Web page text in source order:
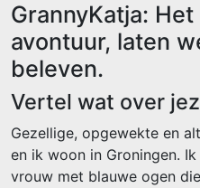
GrannyKatja:
avontuur, laten
beleven.
Vertel wat over
Gezellige, opgewekte en
en ik woon in Groningen.
vrouw met blauwe ogen